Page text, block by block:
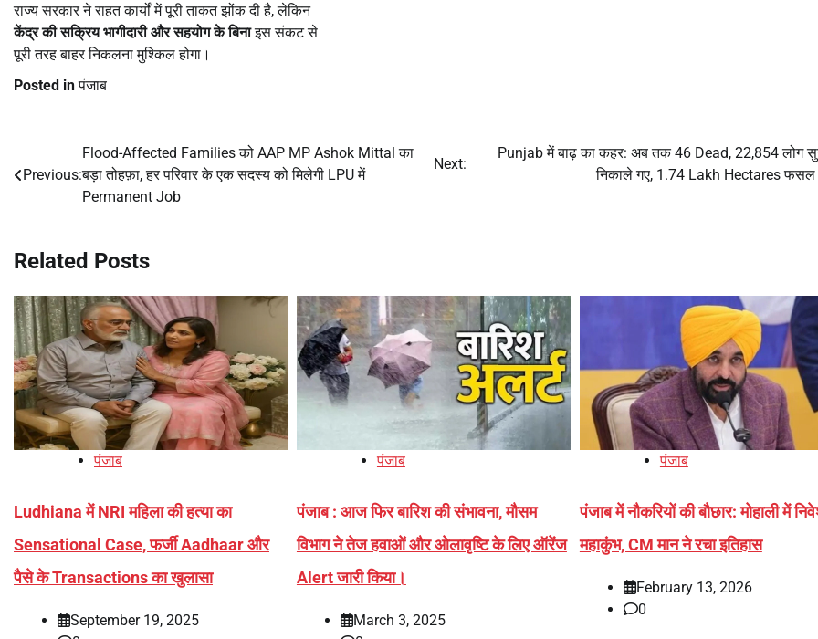
राज्य सरकार ने राहत कार्यों में पूरी ताकत झोंक दी है, लेकिन
केंद्र की सक्रिय भागीदारी और सहयोग के बिनाइस संकट से
पूरी तरह बाहर निकलना मुश्किल होगा।
Posted inपंजाब
navigation
Previous:
Flood-Affected Families को AAP MP Ashok Mittal का
बड़ा तोहफ़ा, हर परिवार के एक सदस्य को मिलेगी LPU में
Permanent Job
Next:
Punjab में बाढ़ का कहर: अब तक 46 Dead, 22,854 लोग
निकाले गए, 1.74 Lakh Hectares फसल
Related Posts
पंजाब
Ludhiana में NRI महिला की हत्या का
Sensational Case, फर्जी Aadhaar और
पैसे के Transactions का खुलासा
September 19, 2025
पंजाब
पंजाब : आज फिर बारिश की संभावना, मौसम
विभाग ने तेज हवाओं और ओलावृष्टि के लिए ऑरेंज
Alert जारी किया।
March 3, 2025
पंजाब
पंजाब में नौकरियों की बौछार: मोहाली में
महाकुंभ, CM मान ने रचा इतिहास
February 13, 2026
0